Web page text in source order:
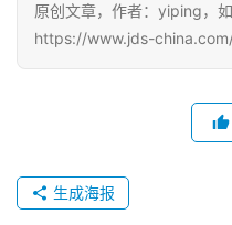
答
原创文章，作者：yiping，
https://www.jds-
生成海报